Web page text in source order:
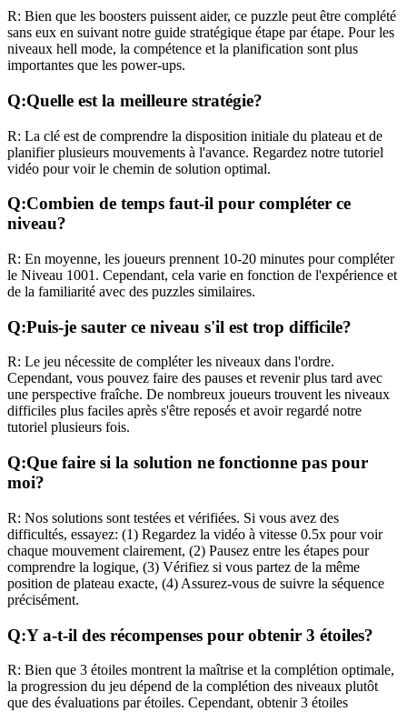
R: Bien que les boosters puissent aider, ce puzzle peut être complété
sans eux en suivant notre guide stratégique étape par étape. Pour les
niveaux hell mode, la compétence et la planification sont plus
importantes que les power-ups.
Q:Quelle est la meilleure stratégie?
R: La clé est de comprendre la disposition initiale du plateau et de
planifier plusieurs mouvements à l'avance. Regardez notre tutoriel
vidéo pour voir le chemin de solution optimal.
Q:Combien de temps faut-il pour compléter ce
niveau?
R: En moyenne, les joueurs prennent 10-20 minutes pour compléter
le Niveau 1001 . Cependant, cela varie en fonction de l'expérience et
de la familiarité avec des puzzles similaires.
Q:Puis-je sauter ce niveau s'il est trop difficile?
R: Le jeu nécessite de compléter les niveaux dans l'ordre.
Cependant, vous pouvez faire des pauses et revenir plus tard avec
une perspective fraîche. De nombreux joueurs trouvent les niveaux
difficiles plus faciles après s'être reposés et avoir regardé notre
tutoriel plusieurs fois.
Q:Que faire si la solution ne fonctionne pas pour
moi?
R: Nos solutions sont testées et vérifiées. Si vous avez des
difficultés, essayez: (1) Regardez la vidéo à vitesse 0.5x pour voir
chaque mouvement clairement, (2) Pausez entre les étapes pour
comprendre la logique, (3) Vérifiez si vous partez de la même
position de plateau exacte, (4) Assurez-vous de suivre la séquence
précisément.
Q:Y a-t-il des récompenses pour obtenir 3 étoiles?
R: Bien que 3 étoiles montrent la maîtrise et la complétion optimale,
la progression du jeu dépend de la complétion des niveaux plutôt
que des évaluations par étoiles. Cependant, obtenir 3 étoiles